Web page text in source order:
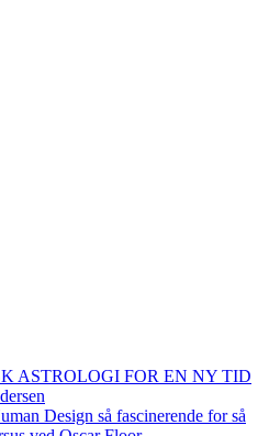
ASTROLOGI FOR EN NY TID
Design så fascinerende for så